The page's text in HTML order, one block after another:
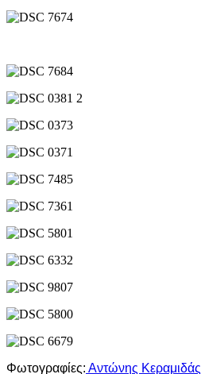
Φωτογραφίες: Αντώνης Κεραμιδάς